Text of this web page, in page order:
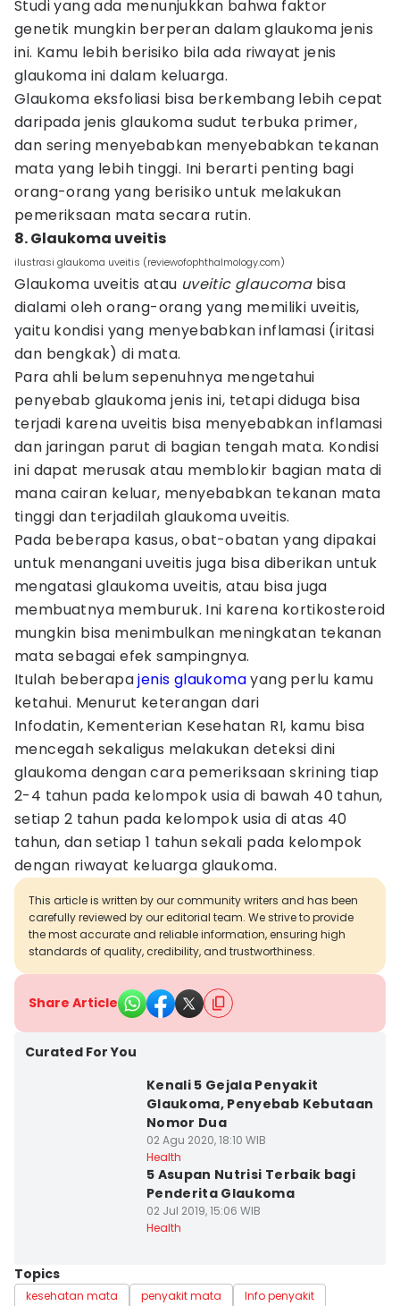
Studi yang ada menunjukkan bahwa faktor
genetik mungkin berperan dalam glaukoma jenis
ini. Kamu lebih berisiko bila ada riwayat jenis
glaukoma ini dalam keluarga.
Glaukoma eksfoliasi bisa berkembang lebih cepat
daripada jenis glaukoma sudut terbuka primer,
dan sering menyebabkan menyebabkan tekanan
mata yang lebih tinggi. Ini berarti penting bagi
orang-orang yang berisiko untuk melakukan
pemeriksaan mata secara rutin.
8. Glaukoma uveitis
ilustrasi glaukoma uveitis (reviewofophthalmology.com)
Glaukoma uveitis atau uveitic glaucomabisa
dialami oleh orang-orang yang memiliki uveitis,
yaitu kondisi yang menyebabkan inflamasi (iritasi
dan bengkak) di mata.
Para ahli belum sepenuhnya mengetahui
penyebab glaukoma jenis ini, tetapi diduga bisa
terjadi karena uveitis bisa menyebabkan inflamasi
dan jaringan parut di bagian tengah mata. Kondisi
ini dapat merusak atau memblokir bagian mata di
mana cairan keluar, menyebabkan tekanan mata
tinggi dan terjadilah glaukoma uveitis.
Pada beberapa kasus, obat-obatan yang dipakai
untuk menangani uveitis juga bisa diberikan untuk
mengatasi glaukoma uveitis, atau bisa juga
membuatnya memburuk. Ini karena kortikosteroid
mungkin bisa menimbulkan meningkatan tekanan
mata sebagai efek sampingnya.
Itulah beberapajenis glaukomayang perlu kamu
ketahui. Menurut keterangan dari
Infodatin, Kementerian Kesehatan RI, kamu bisa
mencegah sekaligus melakukan deteksi dini
glaukoma dengan cara pemeriksaan skrining tiap
2-4 tahun pada kelompok usia di bawah 40 tahun,
setiap 2 tahun pada kelompok usia di atas 40
tahun, dan setiap 1 tahun sekali pada kelompok
dengan riwayat keluarga glaukoma.
This article is written by our community writers and has been
carefully reviewed by our editorial team. We strive to provide
the most accurate and reliable information, ensuring high
standards of quality, credibility, and trustworthiness.
Share Article
Curated For You
Kenali 5 Gejala Penyakit
Glaukoma, Penyebab Kebutaan
Nomor Dua
02 Agu 2020, 18:10 WIB
Health
5 Asupan Nutrisi Terbaik bagi
Penderita Glaukoma
02 Jul 2019, 15:06 WIB
Health
Topics
kesehatan mata penyakit mata
Info penyakit